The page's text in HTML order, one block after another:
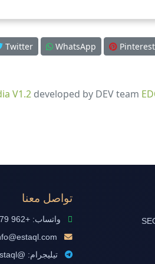
Twitter WhatsApp Pinterest
V1.2 developed by DEV team
تواصل معنا
واتساب: +962 79 685 8019
تيليجرام: @estaql